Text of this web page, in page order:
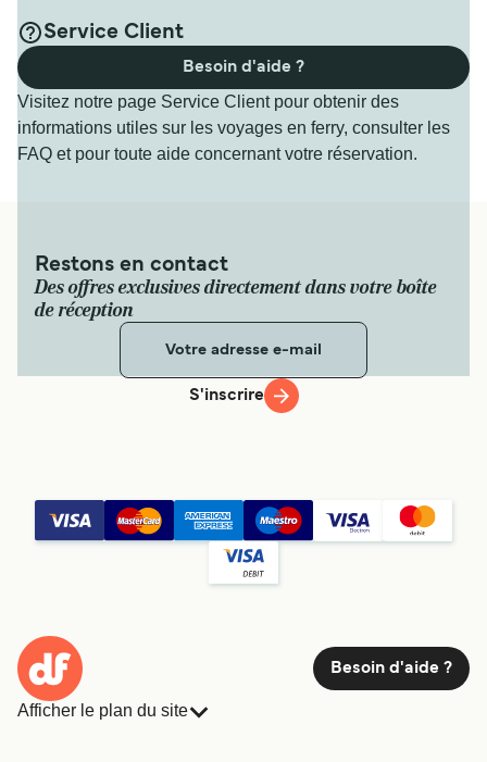
Service Client
Visitez notre page Service Client pour obtenir des
informations utiles sur les voyages en ferry, consulter les
FAQ et pour toute aide concernant votre réservation.
Besoin d'aide ?
Restons en contact
Des offres exclusives directement dans votre boîte
de réception
S'inscrire
Besoin d'aide ?
Afficher le plan du site